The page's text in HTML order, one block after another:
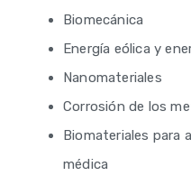
Biomecánica
Energía eólica y
Nanomateriales
Corrosión de los
Biomateriales para
médica